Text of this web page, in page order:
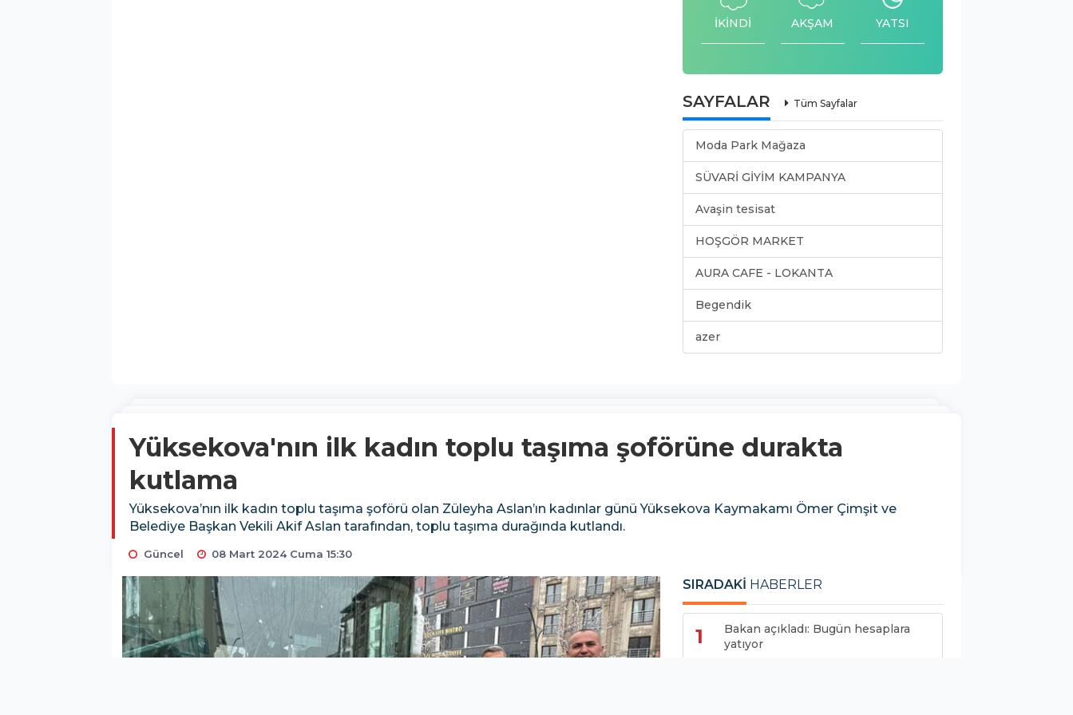
İKİNDİ AKŞAM YATSI
SAYFALAR Tüm Sayfalar
Moda Park Mağaza
SÜVARİ GİYİM KAMPANYA
Avaşin tesisat
HOŞGÖR MARKET
AURA CAFE - LOKANTA
Begendik
azer
Yüksekova'nın ilk kadın toplu taşıma şoförüne durakta
kutlama
Yüksekova’nın ilk kadın toplu taşıma şoförü olan Züleyha Aslan’ın kadınlar günü Yüksekova Kaymakamı Ömer Çimşit ve
Belediye Başkan Vekili Akif Aslan tarafından, toplu taşıma durağında kutlandı.
Güncel 08 Mart 2024 Cuma 15:30
SIRADAKİ HABERLER
1
Bakan açıkladı: Bugün hesaplara
yatıyor